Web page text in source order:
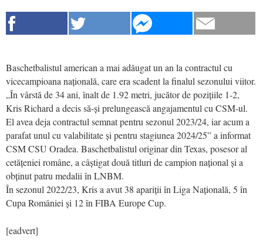
Baschetbalistul american a mai adăugat un an la contractul cu
vicecampioana națională, care era scadent la finalul sezonului viitor.
„În vârstă de 34 ani, înalt de 1.92 metri, jucător de pozițiile 1-2,
Kris Richard a decis să-și prelungească angajamentul cu CSM-ul.
El avea deja contractul semnat pentru sezonul 2023/24, iar acum a
parafat unul cu valabilitate și pentru stagiunea 2024/25” a informat
CSM CSU Oradea. Baschetbalistul originar din Texas, posesor al
cetățeniei române, a câștigat două titluri de campion național și a
obținut patru medalii în LNBM.
În sezonul 2022/23, Kris a avut 38 apariții în Liga Națională, 5 în
Cupa României și 12 în FIBA Europe Cup.
[eadvert]